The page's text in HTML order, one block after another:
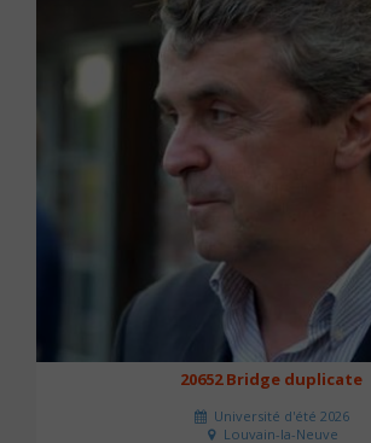
20652 Bridge duplicate
Université d'été 2026
Louvain-la-Neuve